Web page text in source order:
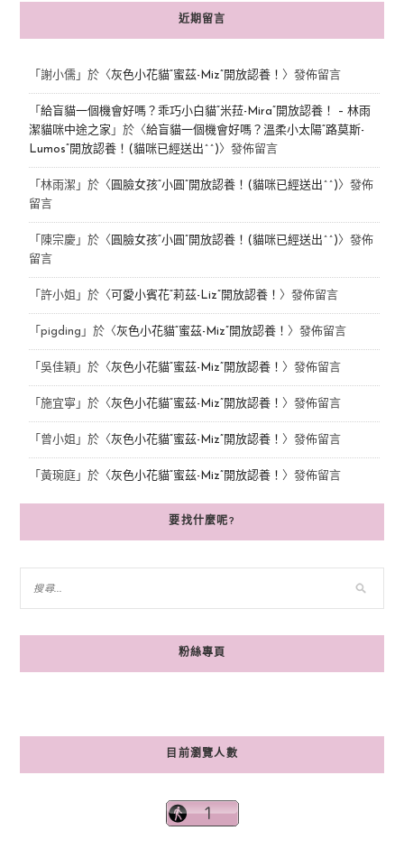
近期留言
「 謝小儒」於〈灰色小花貓“蜜茲-Miz”開放認養！ 〉發佈留言
「 給盲貓一個機會好嗎？乖巧小白貓“米菈-Mira”開放認養！ – 林雨
潔貓咪中途之家 」於〈給盲貓一個機會好嗎？溫柔小太陽“路莫斯-
Lumos”開放認養！(貓咪已經送出^^)〉發佈留言
「 林雨潔 」於〈 圓臉女孩“小圓”開放認養！(貓咪已經送出^^)〉發佈
留言
「 陳宗慶」於〈 圓臉女孩“小圓”開放認養！(貓咪已經送出^^)〉發佈
留言
「 許小姐 」於〈 可愛小賓花“莉茲-Liz”開放認養！ 〉發佈留言
「 pigding 」於〈灰色小花貓“蜜茲-Miz”開放認養！ 〉發佈留言
「 吳佳穎 」於〈灰色小花貓“蜜茲-Miz”開放認養！ 〉發佈留言
「 施宜寧 」於〈灰色小花貓“蜜茲-Miz”開放認養！ 〉發佈留言
「 曾小姐 」於〈灰色小花貓“蜜茲-Miz”開放認養！ 〉發佈留言
「 黃琬庭」於〈灰色小花貓“蜜茲-Miz”開放認養！ 〉發佈留言
要找什麼呢?
粉絲專頁
目前瀏覽人數